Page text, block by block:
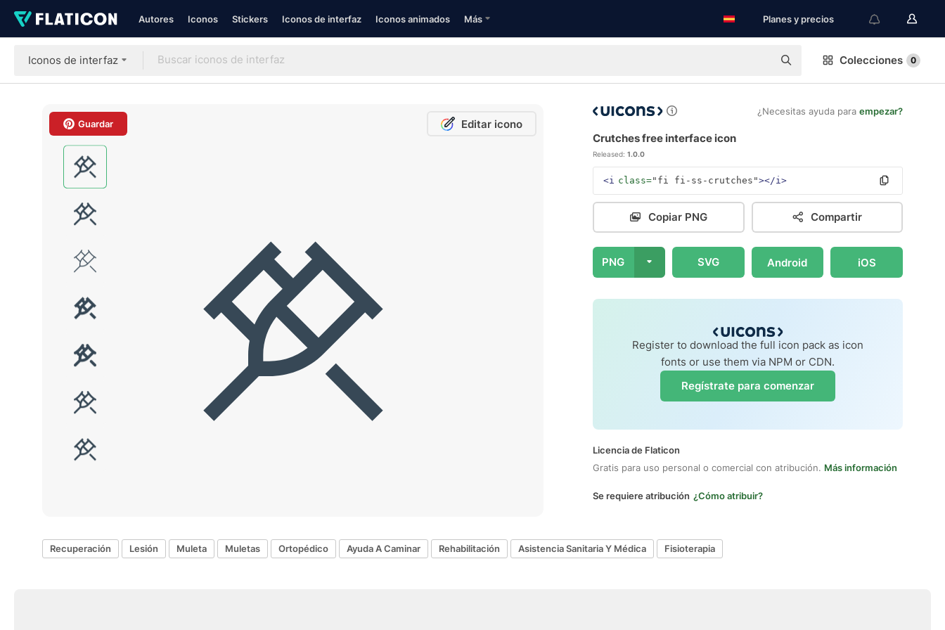
Autores Iconos Stickers Iconos de interfaz Iconos animados Más Planes y precios
Iconos de interfaz Colecciones 0
Guardar Editar icono
¿Necesitas ayuda para empezar?
Crutches free interface icon
Released: 1.0.0
<i class="fi fi-ss-crutches"></i>
Copiar PNG Compartir
PNG SVG Android iOS
Register to download the full icon pack as icon
fonts or use them via NPM or CDN.
Regístrate para comenzar
Licencia de Flaticon
Gratis para uso personal o comercial con atribución. Más información
Se requiere atribución ¿Cómo atribuir?
Recuperación Lesión Muleta Muletas Ortopédico Ayuda A Caminar Rehabilitación Asistencia Sanitaria Y Médica Fisioterapia